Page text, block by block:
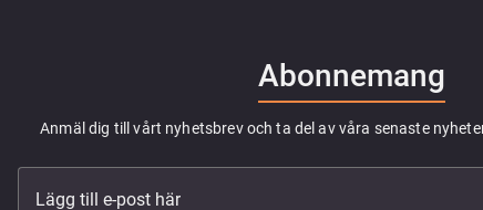
Abonnemang
Anmäl dig till vårt nyhetsbrev och ta del av våra senaste
Lägg till e-post här